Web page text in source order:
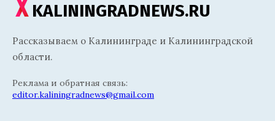
KALININGRADNEWS.RU
Рассказываем о Калининграде и Калининградской
области.
Реклама и обратная связь:
editor.kaliningradnews@gmail.com